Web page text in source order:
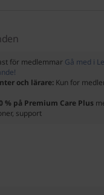
för medlemmar Gå med i
och lärare: Kun for
% på Premium Care Plus
support